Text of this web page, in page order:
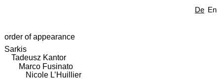
De En
order of appearance
Sarkis
Tadeusz Kantor
Marco Fusinato
Nicole L’Huillier